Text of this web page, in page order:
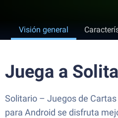
Visión general
Juega a
Solitario – Juegos de
para Android se disfruta